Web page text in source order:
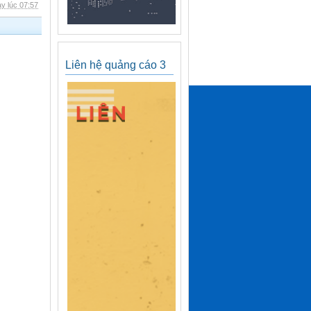
lúc 07:57
Liên hệ quảng cáo 3